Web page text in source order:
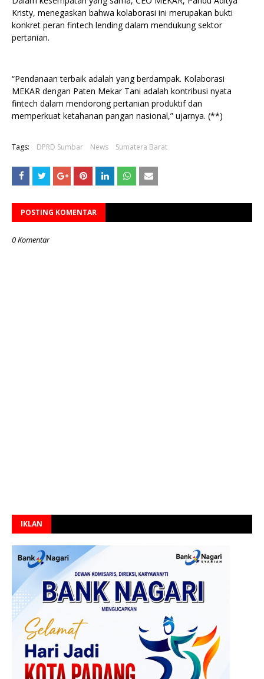
Kristy, menegaskan bahwa kolaborasi ini merupakan bukti
konkret peran fintech lending dalam mendukung sektor
pertanian.
“Pendanaan terbaik adalah yang berdampak. Kolaborasi
MEKAR dengan Paten Mekar Tani adalah kontribusi nyata
fintech dalam mendorong pertanian produktif dan
memperkuat ketahanan pangan nasional,” ujarnya. (**)
Tags: DPRD Sumbar News Sumatera Barat
POSTING KOMENTAR
0 Komentar
IKLAN